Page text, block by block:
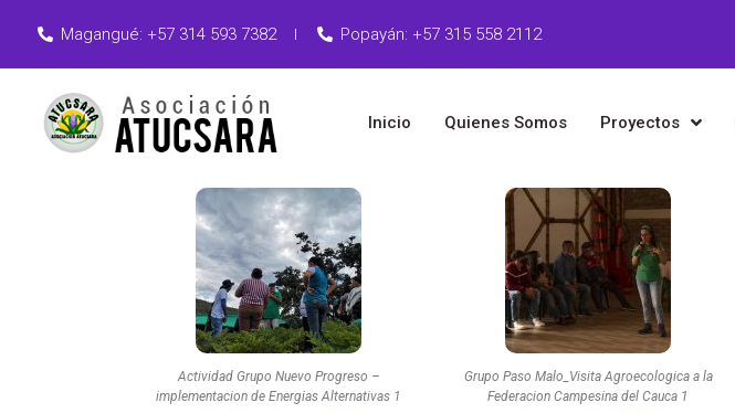
Magangué: +57 314 593 7382 Popayán: +57 315 558 2112
Inicio Quienes Somos Proyectos
Actividad Grupo Nuevo Progreso –
implementacion de Energias Alternativas 1
Grupo Paso Malo_Visita Agroecologica a la
Federacion Campesina del Cauca 1